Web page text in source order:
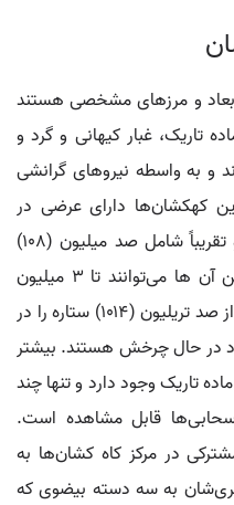
و مرزهای مشخصی هستند
تاریک، غبار کیهانی و گرد و
و به واسطه نیروهای گرانشی
کهکشان‌ها دارای عرضی در
حدود چند صد سال نوری هستند و تقریباً شامل صد میلیون (۱۰۸)
ستاره می‌باشند. در مقابل، بزرگ‌ترین آن ها می‌توانند تا ۳ میلیون
سال نوری پهنا داشته باشند و بیش از صد تریلیون (۱۰۱۴) ستاره را در
در حال چرخش هستند. بیشتر
تاریک وجود دارد و تنها چند
قابل مشاهده است.
در مرکز کاه کشان‌ها به
به سه دسته بیضوی که